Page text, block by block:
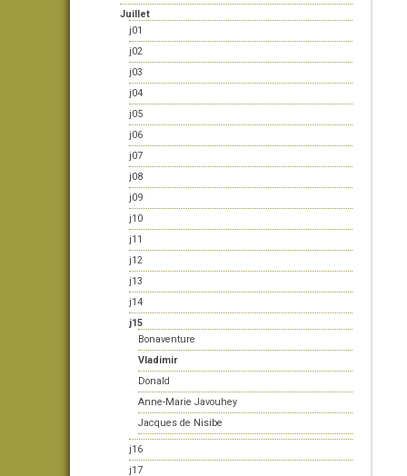
Juillet
j01
j02
j03
j04
j05
j06
j07
j08
j09
j10
j11
j12
j13
j14
j15
Bonaventure
Vladimir
Donald
Anne-Marie Javouhey
Jacques de Nisibe
j16
j17